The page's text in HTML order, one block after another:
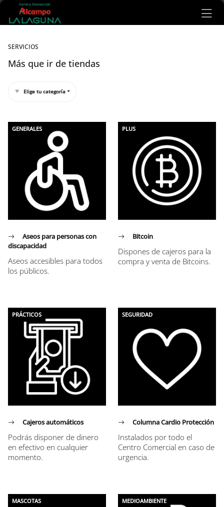
Ir al contenido principal
SERVICIOS
Más que ir de tiendas
Elige tu categoría
Listado de servicios
GENERALES
Aseos para personas con
discapacidad
Aseos accesibles para todos
los públicos.
PLUS
Bitcoin
Dispones de cajeros para la
compra y venta de Bitcoins.
PRÁCTICOS
Cajeros automáticos
Podrás disponer de dinero
en efectivo en cualquier
momento.
SEGURIDAD
Columna Cardio Protección
Instalados por todo el
Centro Comercial en caso de
urgencia.
MASCOTAS MEDIOAMBIENTE